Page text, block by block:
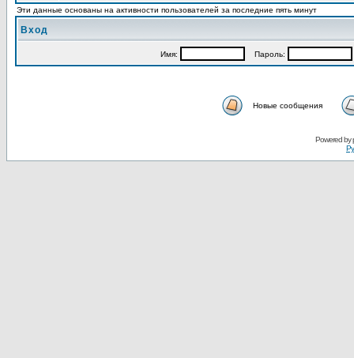
Эти данные основаны на активности пользователей за последние пять минут
Вход
Имя: Пароль:
Новые сообщения
Powered by